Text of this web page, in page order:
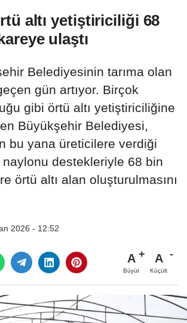
altı yetiştiriciliği 68
ulaştı
Belediyesinin tarıma olan
gün artıyor. Birçok
gibi örtü altı yetiştiriciliğine
Büyükşehir Belediyesi,
bu yana üreticilere verdiği
destekleriyle 68 bin
örtü altı alan oluşturulmasını
2026 - 12:52
A
Büyüt
A
Küçült